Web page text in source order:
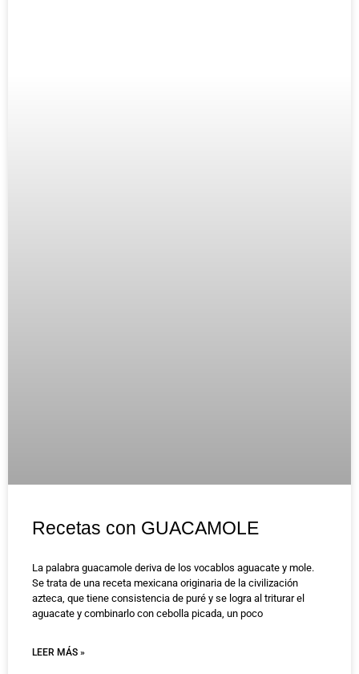
Recetas con GUACAMOLE
La palabra guacamole deriva de los vocablos aguacate y mole.
Se trata de una receta mexicana originaria de la civilización
azteca, que tiene consistencia de puré y se logra al triturar el
aguacate y combinarlo con cebolla picada, un poco
LEER MÁS »